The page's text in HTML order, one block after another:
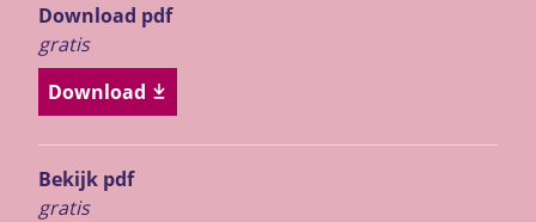
Download pdf
gratis
Download
Bekijk pdf
gratis